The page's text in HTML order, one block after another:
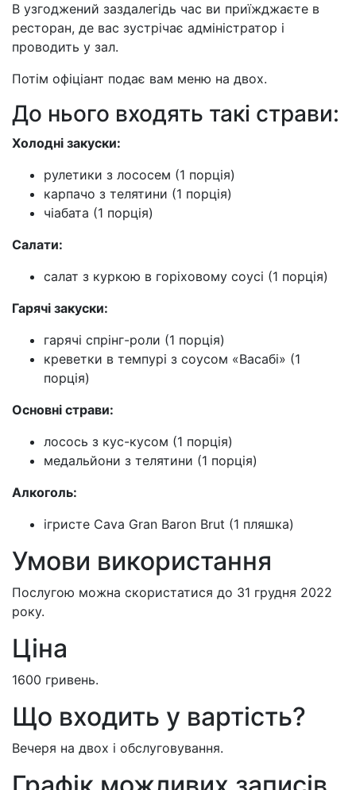
В узгоджений заздалегідь час ви приїжджаєте в
ресторан, де вас зустрічає адміністратор і
проводить у зал.
Потім офіціант подає вам меню на двох.
До нього входять такі страви:
Холодні закуски:
рулетики з лососем (1 порція)
карпачо з телятини (1 порція)
чіабата (1 порція)
Салати:
салат з куркою в горіховому соусі (1 порція)
Гарячі закуски:
гарячі спрінг-роли (1 порція)
креветки в темпурі з соусом «Васабі» (1
порція)
Основні страви:
лосось з кус-кусом (1 порція)
медальйони з телятини (1 порція)
Алкоголь:
ігристе Cava Gran Baron Brut (1 пляшка)
Умови використання
Послугою можна скористатися до 31 грудня 2022
року.
Ціна
1600 гривень.
Що входить у вартість?
Вечеря на двох і обслуговування.